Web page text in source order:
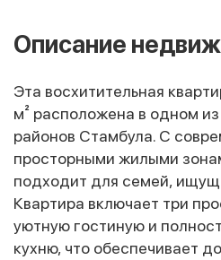
Описание
Эта восхитительная
м² расположена в одном
районов Стамбула. С
просторными жилыми
подходит для семей,
Квартира включает три
уютную гостиную и
кухню, что обеспечивает